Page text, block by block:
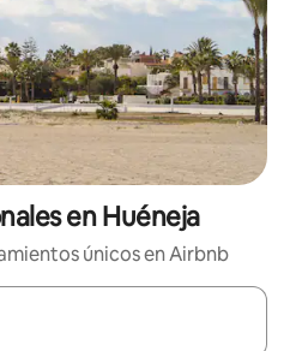
en Huéneja
únicos en Airbnb
disponibles, navega con las